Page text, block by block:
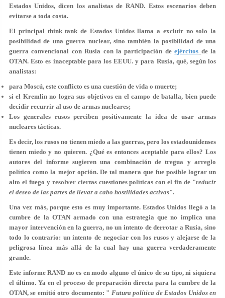
Estados Unidos, dicen los analistas de RAND. Estos escenarios deben
evitarse a toda costa.
El principal think tank de Estados Unidos llama a excluir no solo la
posibilidad de una guerra nuclear, sino también la posibilidad de una
guerra convencional con Rusia con la participación deejércitos de la
OTAN. Esto es inaceptable para los EEUU. y para Rusia, qué, según los
analistas:
para Moscú, este conflicto es una cuestión de vida o muerte;
si el Kremlin no logra sus objetivos en el campo de batalla, bien puede
decidir recurrir al uso de armas nucleares;
Los generales rusos perciben positivamente la idea de usar armas
nucleares tácticas.
Es decir, los rusos no tienen miedo a las guerras, pero los estadounidenses
tienen miedo y no quieren. ¿Qué es entonces aceptable para ellos? Los
autores del informe sugieren una combinación de tregua y arreglo
político como la mejor opción. De tal manera que fue posible lograr un
alto el fuego y resolver ciertas cuestiones políticas con el fin de "reducir
el deseo de las partes de llevar a cabo hostilidades activas".
Una vez más, porque esto es muy importante. Estados Unidos llegó a la
cumbre de la OTAN armado con una estrategia que no implica una
mayor intervención en la guerra, no un intento de derrotar a Rusia, sino
todo lo contrario: un intento de negociar con los rusos y alejarse de la
peligrosa línea más allá de la cual hay una guerra verdaderamente
grande.
Este informe RAND no es en modo alguno el único de su tipo, ni siquiera
el último. Ya en el proceso de preparación directa para la cumbre de la
OTAN, se emitió otro documento: " Futura política de Estados Unidos en